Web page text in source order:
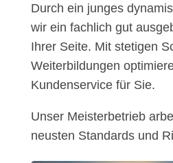
Durch ein junges
wir ein fachlich gut
Ihrer Seite. Mit stetigen
Weiterbildungen
Kundenservice für Sie.
Unser Meisterbetrieb
neusten Standards und